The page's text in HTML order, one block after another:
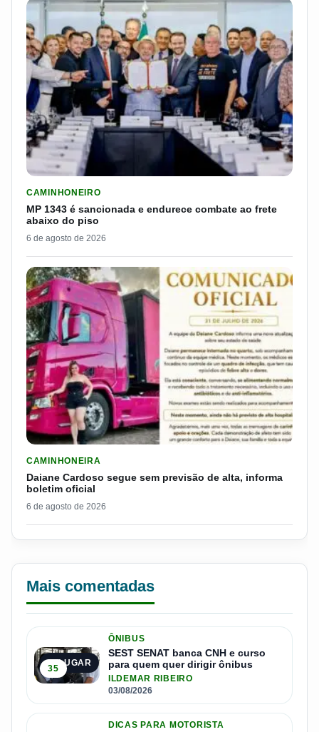
CAMINHONEIRO
MP 1343 é sancionada e endurece combate ao frete
abaixo do piso
6 de agosto de 2026
CAMINHONEIRA
Daiane Cardoso segue sem previsão de alta, informa
boletim oficial
6 de agosto de 2026
Mais comentadas
1º LUGAR
35
ÔNIBUS
SEST SENAT banca CNH e curso
para quem quer dirigir ônibus
ILDEMAR RIBEIRO
03/08/2026
DICAS PARA MOTORISTA